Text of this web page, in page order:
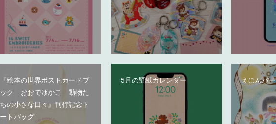
『絵本の世界ポストカードブ
ック おおでゆかこ 動物た
ちの小さな日々』刊行記念ト
ートバッグ
5月の壁紙カレンダー えほんパ